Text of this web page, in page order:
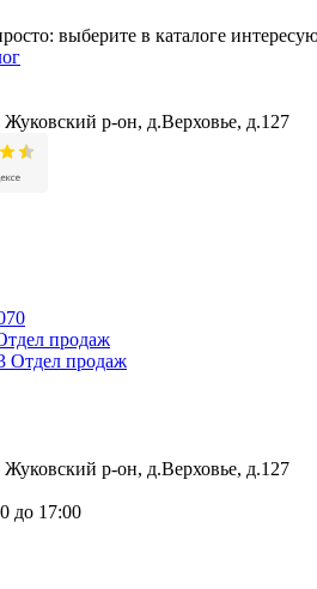
выберите в каталоге
р-он, д.Верховье, д.127
продаж
Отдел продаж
р-он, д.Верховье, д.127
до 17:00